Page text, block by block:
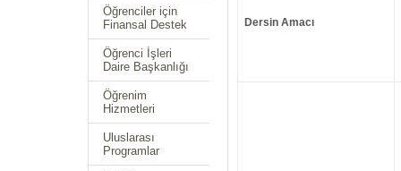
Öğrenciler için
Finansal Destek
Öğrenci İşleri
Daire Başkanlığı
Öğrenim
Hizmetleri
Uluslarası
Programlar
Dersin Amacı